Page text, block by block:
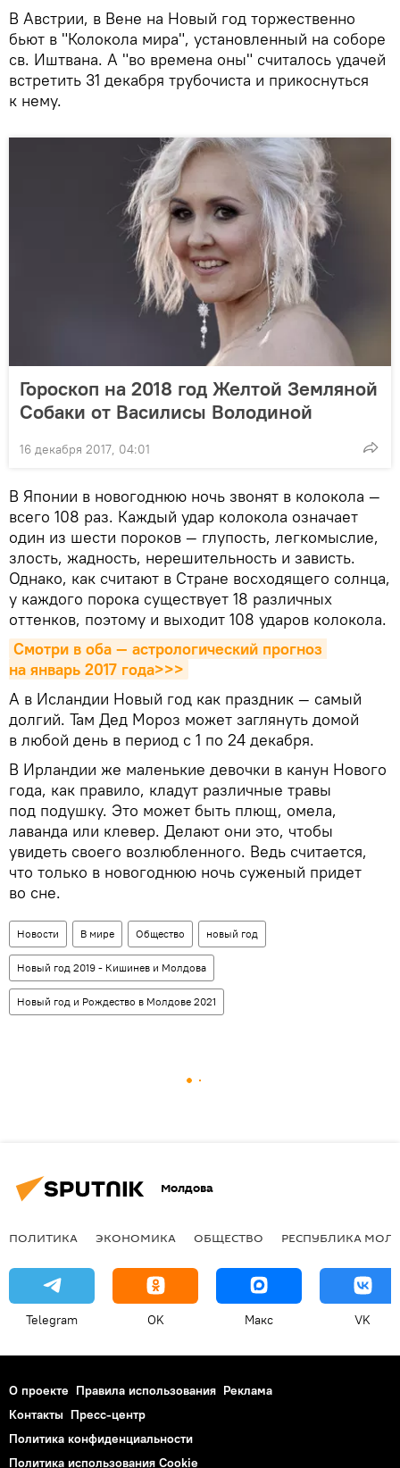
В Австрии, в Вене на Новый год торжественно
бьют в "Колокола мира", установленный на соборе
св. Иштвана. А "во времена оны" считалось удачей
встретить 31 декабря трубочиста и прикоснуться
к нему.
Гороскоп на 2018 год Желтой Земляной
Собаки от Василисы Володиной
16 декабря 2017, 04:01
В Японии в новогоднюю ночь звонят в колокола —
всего 108 раз. Каждый удар колокола означает
один из шести пороков — глупость, легкомыслие,
злость, жадность, нерешительность и зависть.
Однако, как считают в Стране восходящего солнца,
у каждого порока существует 18 различных
оттенков, поэтому и выходит 108 ударов колокола.
Смотри в оба — астрологический прогноз
на январь 2017 года>>>
А в Исландии Новый год как праздник — самый
долгий. Там Дед Мороз может заглянуть домой
в любой день в период с 1 по 24 декабря.
В Ирландии же маленькие девочки в канун Нового
года, как правило, кладут различные травы
под подушку. Это может быть плющ, омела,
лаванда или клевер. Делают они это, чтобы
увидеть своего возлюбленного. Ведь считается,
что только в новогоднюю ночь суженый придет
во сне.
Новости В мире Общество новый год
Новый год 2019 - Кишинев и Молдова
Новый год и Рождество в Молдове 2021
Молдова
ПОЛИТИКА ЭКОНОМИКА ОБЩЕСТВО РЕСПУБЛИКА
Telegram OK Макс VK
О проекте Правила использования Реклама
Контакты Пресс-центр
Политика конфиденциальности
Политика использования Cookie